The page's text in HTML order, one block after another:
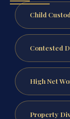
Child
Contested
High Net
Property